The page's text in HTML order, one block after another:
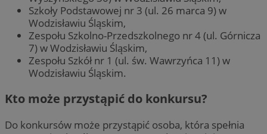
Szkoły Podstawowej nr 3 (ul. 26 marca 9) w
Wodzisławiu Śląskim,
Zespołu Szkolno-Przedszkolnego nr 4 (ul. Górnicza
7) w Wodzisławiu Śląskim,
Zespołu Szkół nr 1 (ul. św. Wawrzyńca 11) w
Wodzisławiu Śląskim.
Kto może przystąpić do konkursu?
Do konkursów może przystąpić osoba, która spełnia